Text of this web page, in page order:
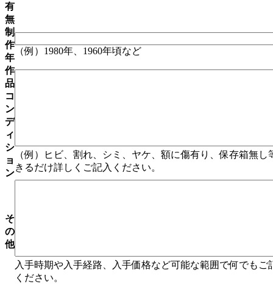
有
無
制
作
年
（例）1980年、1960年頃など
作
品
コ
ン
デ
ィ
シ
ョ
ン
（例）ヒビ、割れ、シミ、ヤケ、額に傷有り、保存箱無し
きるだけ詳しくご記入ください。
そ
の
他
入手時期や入手経路、入手価格など可能な範囲で何でもご
ください。